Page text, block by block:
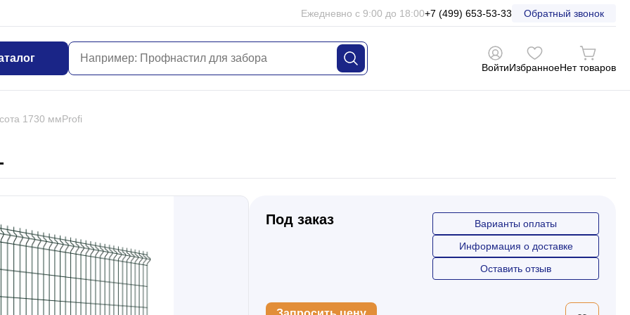
Ежедневно с 9:00 до 18:00+7 (499) 653-53-33 Обратный звонок
ВойтиИзбранноеНет товаров
1730 ммProfi
Под заказ
Варианты оплаты
Информация о доставке
Оставить отзыв